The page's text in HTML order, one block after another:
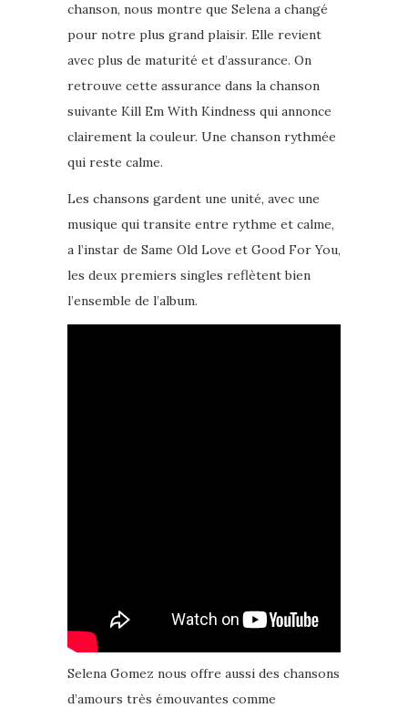
chanson, nous montre que Selena a changé
pour notre plus grand plaisir. Elle revient
avec plus de maturité et d’assurance. On
retrouve cette assurance dans la chanson
suivante Kill Em With Kindness qui annonce
clairement la couleur. Une chanson rythmée
qui reste calme.
Les chansons gardent une unité, avec une
musique qui transite entre rythme et calme,
a l’instar de Same Old Love et Good For You,
les deux premiers singles reflètent bien
l’ensemble de l’album.
Selena Gomez nous offre aussi des chansons
d’amours très émouvantes comme